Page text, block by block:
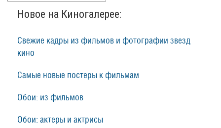
Новое на Киногалерее:
Свежие кадры из фильмов и фотографии звезд
кино
Самые новые постеры к фильмам
Обои: из фильмов
Обои: актеры и актрисы